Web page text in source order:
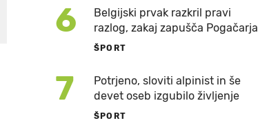
6
Belgijski prvak razkril pravi
razlog, zakaj zapušča Pogačarja
ŠPORT
7
Potrjeno, sloviti alpinist in še
devet oseb izgubilo življenje
ŠPORT